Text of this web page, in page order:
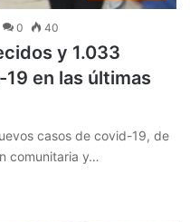
0 40
y 1.033
en las últimas
casos de covid-19, de
comunitaria y…